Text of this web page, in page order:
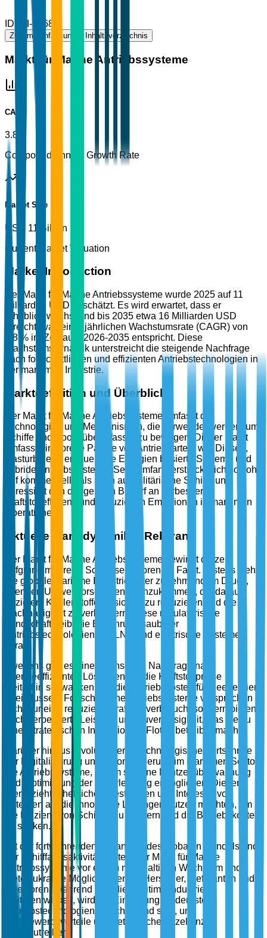
IDTBI-58686
Zusammenfassung Inhaltsverzeichnis
Markt für Marine Antriebssysteme
CAGR
3.8%
Compound Annual Growth Rate
Market Size
USD 11 Billion
Current Market Valuation
Market Introduction
Der Markt für Marine Antriebssysteme wurde 2025 auf 11
Milliarden USD geschätzt. Es wird erwartet, dass er
erheblich wächst und bis 2035 etwa 16 Milliarden USD
erreicht, was einer jährlichen Wachstumsrate (CAGR) von
3,8 % im Zeitraum 2026-2035 entspricht. Diese
Wachstumsdynamik unterstreicht die steigende Nachfrage
nach fortschrittlichen und effizienten Antriebstechnologien in
der maritimen Industrie.
Marktdefinition und Überblick
Der Markt für Marine Antriebssysteme umfasst die
Technologien und Mechanismen, die verwendet werden, um
Schiffe und Boote über Wasser zu bewegen. Dieser Markt
umfasst eine breite Palette von Antriebsarten, wie Diesel-,
Gasturbinen-, erneuerbare Energien basierte Systeme und
hybride Antriebssysteme. Sein Umfang erstreckt sich sowohl
auf kommerzielle als auch auf militärische Schiffe und
adressiert den dringenden Bedarf an verbesserter
Kraftstoffeffizienz und reduzierten Emissionen in maritimen
Operationen.
Aktuelle Marktdynamik & Relevanz
Der Markt für Marine Antriebssysteme gewinnt derzeit
aufgrund mehrerer Schlüsselfaktoren an Fahrt. Erstens steht
die globale maritime Industrie unter zunehmendem Druck,
strengen Umweltvorschriften nachzukommen, die darauf
abzielen, Kohlenstoffemissionen zu reduzieren und die
Nachhaltigkeit zu verbessern. Diese regulatorische
Landschaft treibt die Einführung sauberer
Antriebstechnologien wie LNG und elektrische Systeme
voran.
Zweitens gibt es eine wachsende Nachfrage nach
energieeffizienten Lösungen, da die Kraftstoffpreise
weiterhin schwanken und die Betriebskosten für Reedereien
beeinflussen. Fortschrittliche Antriebssysteme versprechen
nicht nur eine reduzierte Kraftstoffverbrauch, sondern bieten
auch verbesserte Leistung und Zuverlässigkeit, was sie zu
einer strategischen Investition für Flottenbetreiber macht.
Darüber hinaus revolutionieren technologische Fortschritte in
der Digitalisierung und Automatisierung im maritimen Sektor
die Antriebssysteme, indem sie eine Echtzeitüberwachung
und -optimierung der Motorleistung ermöglichen. Dieser
Trend zieht erhebliche Investitionen und Interesse von
Akteuren an, die innovative Lösungen nutzen möchten, um
die Effizienz von Schiffen zu steigern und die Betriebskosten
zu senken.
Mit der fortwährenden Expansion des globalen Handels und
der Schifffahrtsaktivitäten steht der Markt für Marine
Antriebssysteme vor einem nachhaltigen Wachstum und
bietet lukrative Möglichkeiten für Hersteller, Lieferanten und
Investoren. Während sich die maritime Industrie
weiterentwickelt, wird die Einführung modernster
Antriebstechnologien entscheidend sein, um
Wettbewerbsvorteile und betriebliche Exzellenz
voranzutreiben.